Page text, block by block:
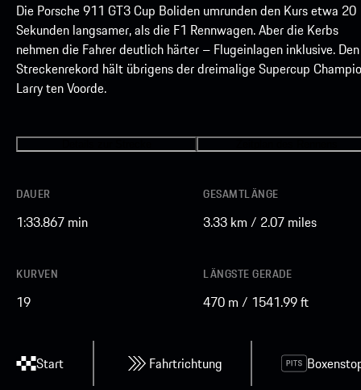
Die Porsche 911 GT3 Cup Boliden umrunden den Kurs etwa 20
Sekunden langsamer, als die F1 Rennwagen. Aber die Kerbs
nehmen die Fahrer deutlich härter – Flugeinlagen inklusive. Den
Streckenrekord hält übrigens der dreimalige Supercup
Larry ten Voorde.
DAUER
1:33.867 min
GESAMTLÄNGE
3.33 km / 2.07 miles
KURVEN
19
LÄNGSTE GERADE
470 m / 1541.99 ft
Start Fahrtrichtung